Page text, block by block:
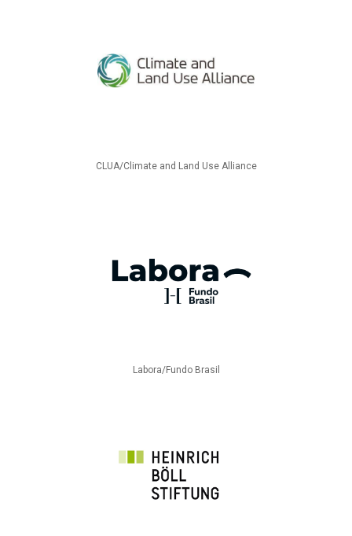
CLUA/Climate and Land Use Alliance
Labora/Fundo Brasil